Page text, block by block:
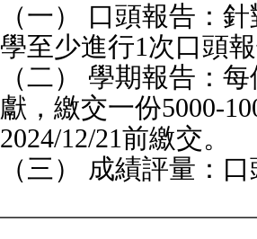
（一） 口頭報告：
學至少進行1次口頭
（二） 學期報告：
獻，繳交一份5000-
2024/12/21前繳交。
（三） 成績評量：